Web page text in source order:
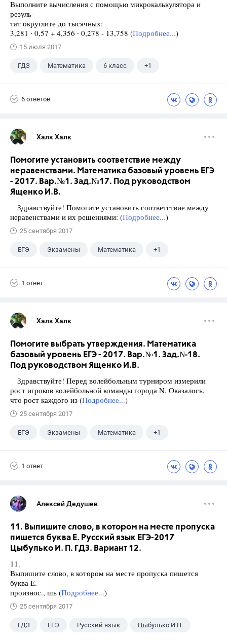
Выполните вычисления с помощью микрокалькулятора и
резуль-
тат округлите до тысячных:
3,281 ∙ 0,57 + 4,356 ∙ 0,278 - 13,758 (Подробнее...)
15 июля 2017
ГДЗ Математика 6 класс +1
6 ответов
Халк Халк
Помогите установить соответствие между
неравенствами. Математика базовый уровень ЕГЭ
- 2017. Вар.№1. Зад.№17. Под руководством
Ященко И.В.
Здравствуйте! Помогите установить соответствие между
неравенствами и их решениями: (Подробнее...)
25 сентября 2017
ЕГЭ Экзамены Математика +1
1 ответ
Халк Халк
Помогите выбрать утверждения. Математика
базовый уровень ЕГЭ - 2017. Вар.№1. Зад.№18.
Под руководством Ященко И.В.
Здравствуйте! Перед волейбольным турниром измерили
рост игроков волейбольной команды города N. Оказалось,
что рост каждого из (Подробнее...)
25 сентября 2017
ЕГЭ Экзамены Математика +1
1 ответ
Алексей Дедушев
11. Выпишите слово, в котором на месте пропуска
пишется буква Е. Русский язык ЕГЭ-2017
Цыбулько И. П. ГДЗ. Вариант 12.
11.
Выпишите слово, в котором на месте пропуска пишется
буква Е.
произнос., шь (Подробнее...)
25 сентября 2017
ГДЗ ЕГЭ Русский язык Цыбулько И.П.